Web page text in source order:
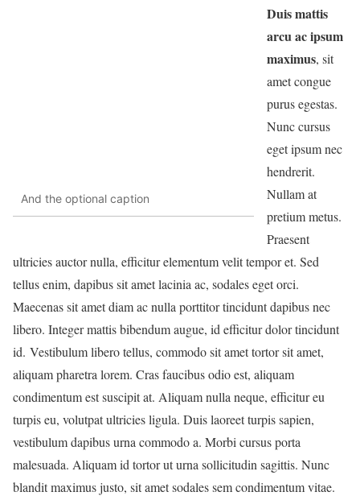
And the optional caption
Duis mattis
arcu ac ipsum
maximus, sit
amet congue
purus egestas.
Nunc cursus
eget ipsum nec
hendrerit.
Nullam at
pretium metus.
Praesent
ultricies auctor nulla, efficitur elementum velit tempor et. Sed
tellus enim, dapibus sit amet lacinia ac, sodales eget orci.
Maecenas sit amet diam ac nulla porttitor tincidunt dapibus nec
libero. Integer mattis bibendum augue, id efficitur dolor tincidunt
id. Vestibulum libero tellus, commodo sit amet tortor sit amet,
aliquam pharetra lorem. Cras faucibus odio est, aliquam
condimentum est suscipit at. Aliquam nulla neque, efficitur eu
turpis eu, volutpat ultricies ligula. Duis laoreet turpis sapien,
vestibulum dapibus urna commodo a. Morbi cursus porta
malesuada. Aliquam id tortor ut urna sollicitudin sagittis. Nunc
blandit maximus justo, sit amet sodales sem condimentum vitae.